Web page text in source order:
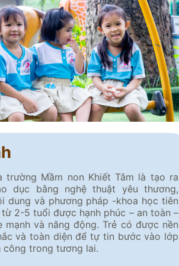
trường Mầm non Khiết Tâm là tạo ra
dục bằng nghệ thuật yêu thương,
dung và phương pháp -khoa học tiên
2-5 tuổi được hạnh phúc – an toàn –
mạnh và năng động. Trẻ có được nền
và toàn diện để tự tin bước vào lớp
công trong tương lai.